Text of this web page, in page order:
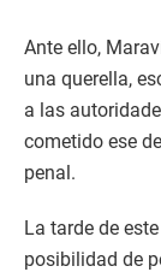
Ante ello,
una querella,
a las
cometido ese
penal.
La tarde de
posibilidad de